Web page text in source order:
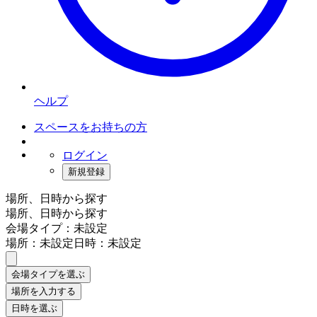
ヘルプ
スペースをお持ちの方
ログイン
新規登録
場所、日時から探す
場所、日時から探す
会場タイプ：未設定
場所：未設定日時：未設定
会場タイプを選ぶ
場所を入力する
日時を選ぶ